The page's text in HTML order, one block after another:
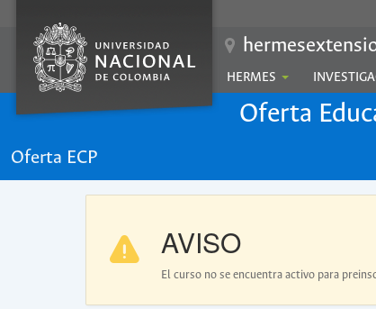
HERMES
Oferta
Oferta ECP
AVISO
El curso no se encuentra activo para